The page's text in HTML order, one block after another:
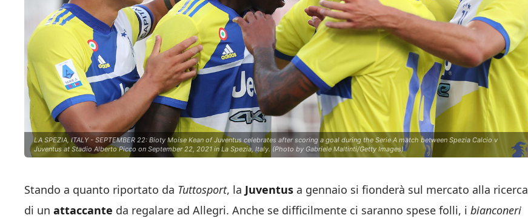
LA SPEZIA, ITALY - SEPTEMBER 22: Bioty Moise Kean of Juventus celebrates after scoring a goal during the Serie A match between Spezia Calcio v
Juventus at Stadio Alberto Picco on September 22, 2021 in La Spezia, Italy. (Photo by Gabriele Maltinti/Getty Images)
Stando a quanto riportato da Tuttosport, la Juventus a gennaio si fionderà sul mercato alla ricerca
di un attaccante da regalare ad Allegri. Anche se difficilmente ci saranno spese folli, i bianconeri